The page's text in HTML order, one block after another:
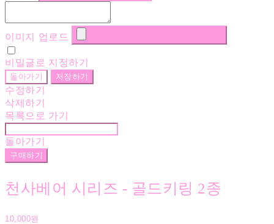
이미지 업로드
비밀글로 지정하기
돌아가기 저장하기
수정하기
삭제하기
목록으로 가기
돌아가기
구매하기
천사베어 시리즈 - 골드키링 2종
10,000원